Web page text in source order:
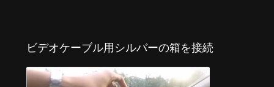
ビデオケーブル用シルバーの箱を接続